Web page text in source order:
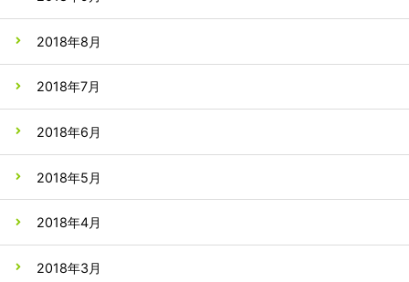
2018年8月
2018年7月
2018年6月
2018年5月
2018年4月
2018年3月